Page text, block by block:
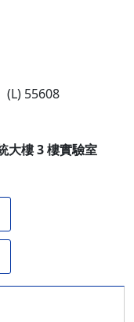
(L) 55608
大樓 3 樓實驗室